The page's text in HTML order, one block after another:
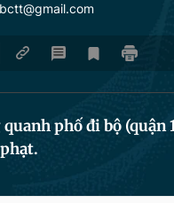
phố đi bộ (quận